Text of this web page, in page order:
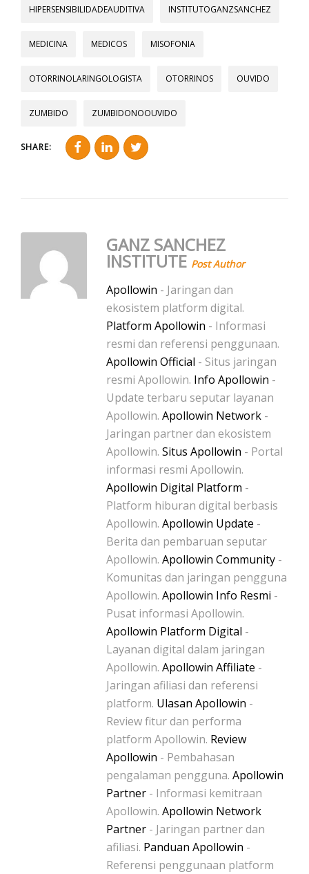
HIPERSENSIBILIDADEAUDITIVA INSTITUTOGANZSANCHEZ
MEDICINA MEDICOS MISOFONIA
OTORRINOLARINGOLOGISTA OTORRINOS OUVIDO
ZUMBIDO ZUMBIDONOOUVIDO
SHARE:
GANZ SANCHEZ
INSTITUTE Post Author
Apollowin - Jaringan dan
ekosistem platform digital.
Platform Apollowin - Informasi
resmi dan referensi penggunaan.
Apollowin Official - Situs jaringan
resmi Apollowin. Info Apollowin -
Update terbaru seputar layanan
Apollowin. Apollowin Network -
Jaringan partner dan ekosistem
Apollowin. Situs Apollowin - Portal
informasi resmi Apollowin.
Apollowin Digital Platform -
Platform hiburan digital berbasis
Apollowin. Apollowin Update -
Berita dan pembaruan seputar
Apollowin. Apollowin Community -
Komunitas dan jaringan pengguna
Apollowin. Apollowin Info Resmi -
Pusat informasi Apollowin.
Apollowin Platform Digital -
Layanan digital dalam jaringan
Apollowin. Apollowin Affiliate -
Jaringan afiliasi dan referensi
platform. Ulasan Apollowin -
Review fitur dan performa
platform Apollowin. Review
Apollowin - Pembahasan
pengalaman pengguna. Apollowin
Partner - Informasi kemitraan
Apollowin. Apollowin Network
Partner - Jaringan partner dan
afiliasi. Panduan Apollowin -
Referensi penggunaan platform